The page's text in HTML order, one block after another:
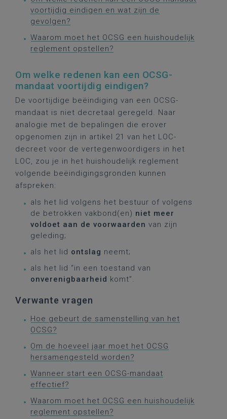
voortijdig eindigen en wat zijn de
gevolgen?
Waarom moet het OCSG een huishoudelijk
reglement opstellen?
Om welke redenen kan een OCSG-
mandaat voortijdig eindigen?
De voortijdige beëindiging van een OCSG-
mandaat is niet decretaal geregeld. Naar
analogie met de bepalingen die erover
opgenomen zijn in artikel 21 van het LOC-
decreet voor de vertegenwoordigers in het
LOC, zou je in het huishoudelijk reglement
volgende beëindigingsgronden kunnen
afspreken:
als het lid volgens het bestuur of volgens
de betrokken vakbond(en) niet meer
voldoet aan de voorwaarden van zijn
geleding;
als het lid ontslag neemt;
als het lid “in een toestand van
onverenigbaarheid komt”.
Verwante vragen
Hoe gebeurt de samenstelling van het
OCSG?
Om de hoeveel jaar moet het OCSG
hersamengesteld worden?
Wanneer start een OCSG-mandaat
effectief?
Waarom moet het OCSG een huishoudelijk
reglement opstellen?